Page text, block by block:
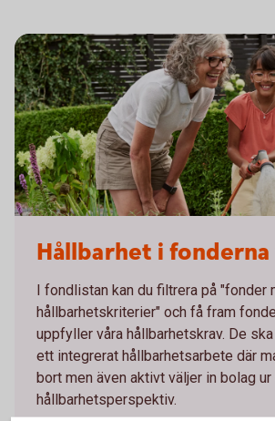
Hållbarhet i fonderna
I fondlistan kan du filtrera på "fonder
hållbarhetskriterier" och få fram
uppfyller våra hållbarhetskrav. De
ett integrerat hållbarhetsarbete där
bort men även aktivt väljer in bolag
hållbarhetsperspektiv.